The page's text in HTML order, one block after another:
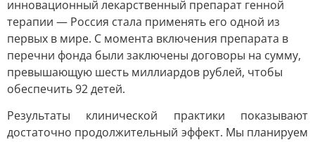
инновационный лекарственный препарат генной
терапии — Россия стала применять его одной из
первых в мире. С момента включения препарата в
перечни фонда были заключены договоры на сумму,
превышающую шесть миллиардов рублей, чтобы
обеспечить 92 детей.
Результаты клинической практики показывают
достаточно продолжительный эффект. Мы планируем